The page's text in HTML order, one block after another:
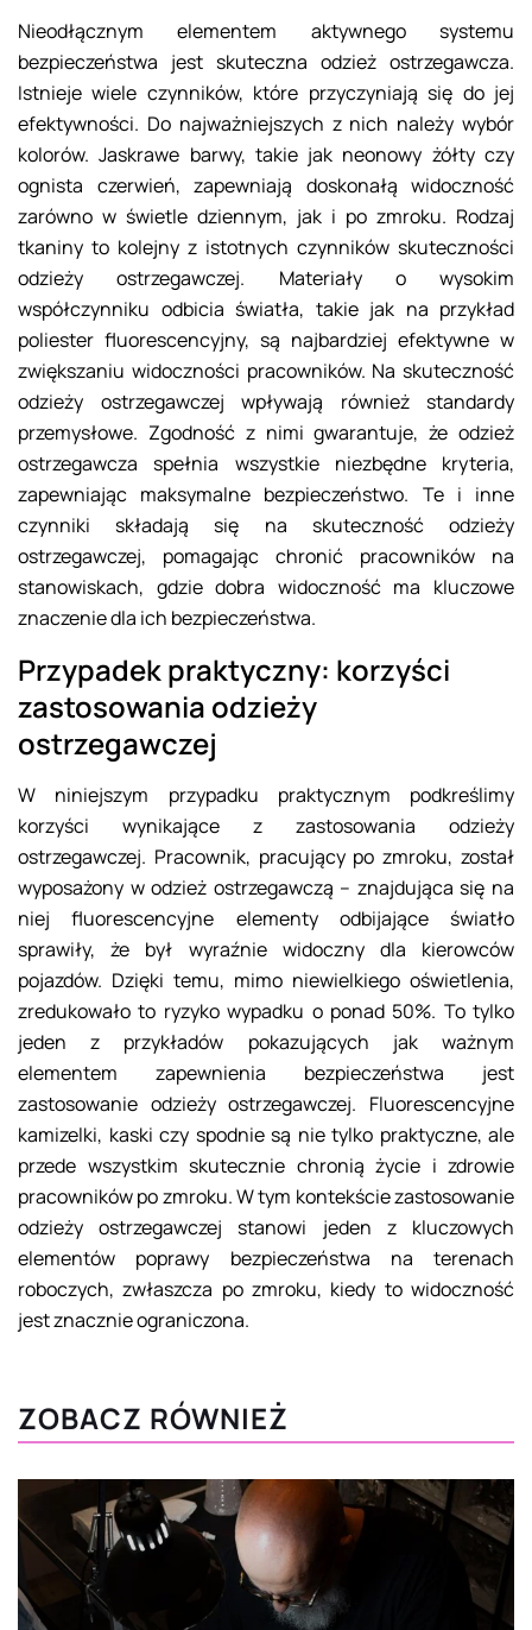
Nieodłącznym elementem aktywnego systemu
bezpieczeństwa jest skuteczna odzież ostrzegawcza.
Istnieje wiele czynników, które przyczyniają się do jej
efektywności. Do najważniejszych z nich należy wybór
kolorów. Jaskrawe barwy, takie jak neonowy żółty czy
ognista czerwień, zapewniają doskonałą widoczność
zarówno w świetle dziennym, jak i po zmroku. Rodzaj
tkaniny to kolejny z istotnych czynników skuteczności
odzieży ostrzegawczej. Materiały o wysokim
współczynniku odbicia światła, takie jak na przykład
poliester fluorescencyjny, są najbardziej efektywne w
zwiększaniu widoczności pracowników. Na skuteczność
odzieży ostrzegawczej wpływają również standardy
przemysłowe. Zgodność z nimi gwarantuje, że odzież
ostrzegawcza spełnia wszystkie niezbędne kryteria,
zapewniając maksymalne bezpieczeństwo. Te i inne
czynniki składają się na skuteczność odzieży
ostrzegawczej, pomagając chronić pracowników na
stanowiskach, gdzie dobra widoczność ma kluczowe
znaczenie dla ich bezpieczeństwa.
Przypadek praktyczny: korzyści
zastosowania odzieży
ostrzegawczej
W niniejszym przypadku praktycznym podkreślimy
korzyści wynikające z zastosowania odzieży
ostrzegawczej. Pracownik, pracujący po zmroku, został
wyposażony w odzież ostrzegawczą – znajdująca się na
niej fluorescencyjne elementy odbijające światło
sprawiły, że był wyraźnie widoczny dla kierowców
pojazdów. Dzięki temu, mimo niewielkiego oświetlenia,
zredukowało to ryzyko wypadku o ponad 50%. To tylko
jeden z przykładów pokazujących jak ważnym
elementem zapewnienia bezpieczeństwa jest
zastosowanie odzieży ostrzegawczej. Fluorescencyjne
kamizelki, kaski czy spodnie są nie tylko praktyczne, ale
przede wszystkim skutecznie chronią życie i zdrowie
pracowników po zmroku. W tym kontekście zastosowanie
odzieży ostrzegawczej stanowi jeden z kluczowych
elementów poprawy bezpieczeństwa na terenach
roboczych, zwłaszcza po zmroku, kiedy to widoczność
jest znacznie ograniczona.
ZOBACZ RÓWNIEŻ